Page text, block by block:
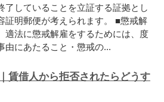
了していることを立証する証拠とし
証明郵便が考えられます。 ■懲戒解
適法に懲戒解雇をするためには、度
由にあたること・懲戒の...
賃借人から拒否されたらどうす